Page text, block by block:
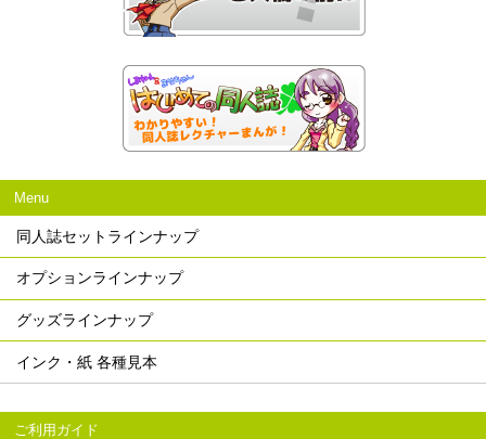
Menu
同人誌セットラインナップ
オプションラインナップ
グッズラインナップ
インク・紙 各種見本
ご利用ガイド